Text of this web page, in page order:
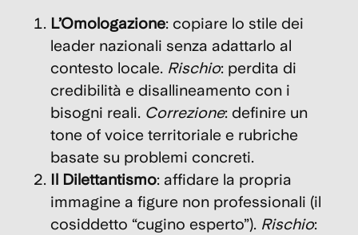
L’Omologazione: copiare lo stile dei
leader nazionali senza adattarlo al
contesto locale. Rischio: perdita di
credibilità e disallineamento con i
bisogni reali. Correzione: definire un
tone of voice territoriale e rubriche
basate su problemi concreti.
Il Dilettantismo: affidare la propria
immagine a figure non professionali (il
cosiddetto “cugino esperto”). Rischio: